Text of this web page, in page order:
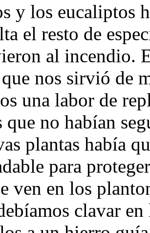
y los eucaliptos
el resto de
al incendio.
nos sirvió de
una labor de
no habían
plantas había
para
ven en los
clavar